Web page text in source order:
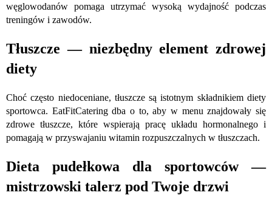
węglowodanów pomaga utrzymać wysoką wydajność podczas
treningów i zawodów.
Tłuszcze — niezbędny element zdrowej
diety
Choć często niedoceniane, tłuszcze są istotnym składnikiem diety
sportowca. EatFitCatering dba o to, aby w menu znajdowały się
zdrowe tłuszcze, które wspierają pracę układu hormonalnego i
pomagają w przyswajaniu witamin rozpuszczalnych w tłuszczach.
Dieta pudełkowa dla sportowców —
mistrzowski talerz pod Twoje drzwi